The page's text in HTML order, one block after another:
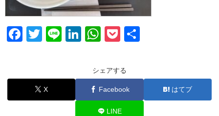
F
e
b
T
er
Li
Li
e
dI
W
at
s
A
p
P
ck
et
シェアする
X Facebook はてブ
LINE